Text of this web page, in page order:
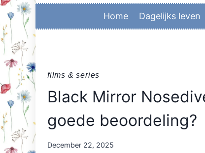
Home Dagelijks leven
films & series
Black Mirror
goede beoordeling?
By
December 22, 2025